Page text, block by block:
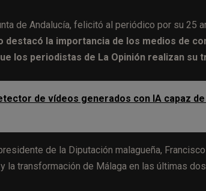
de Andalucía, felicitó al periódico por su 25
destacó la importancia de los medios de
los periodistas de La Opinión realizan su
de vídeos generados con IA capaz
de la Diputación malagueña,
la transformación de Málaga en las últimas